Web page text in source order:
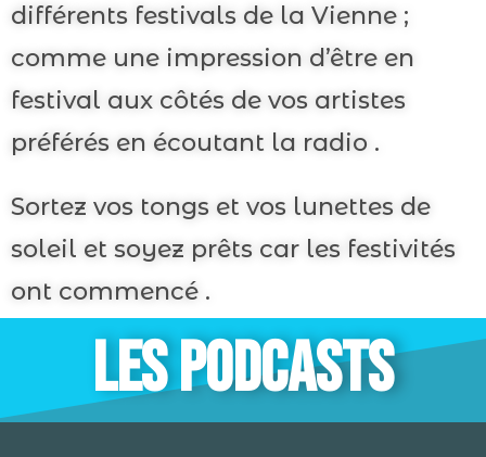
différents festivals de la Vienne ;
comme une impression d’être en
festival aux côtés de vos artistes
préférés en écoutant la radio .
Sortez vos tongs et vos lunettes de
soleil et soyez prêts car les festivités
ont commencé .
LES PODCASTS